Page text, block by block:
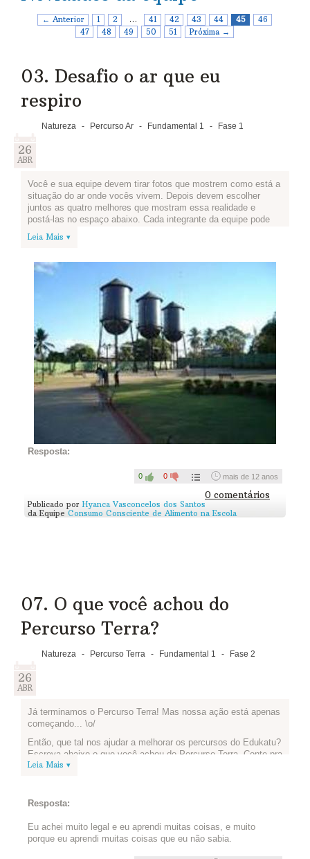
← Anterior 1 2 … 41 42 43 44 45
46
47
48 49 50 51 Próxima →
03. Desafio o ar que eu
respiro
Natureza - Percurso Ar - Fundamental 1 - Fase 1
26
ABR
Você e sua equipe devem tirar fotos que mostrem como está a
situação do ar onde vocês vivem. Depois devem escolher
juntos as quatro melhores que mostram essa realidade e
postá-las no espaço abaixo. Cada integrante da equipe pode
melhor qualidade, mostre essas diferenças!
Se não for possível tirar fotos, vale desenhar!
Leia Mais ▾
Resposta:
0 0 mais de 12 anos
0 comentários
Publicado por Hyanca Vasconcelos dos Santos
da Equipe Consumo Consciente de Alimento na Escola
07. O que você achou do
Percurso Terra?
Natureza - Percurso Terra - Fundamental 1 - Fase 2
26
ABR
Já terminamos o Percurso Terra! Mas nossa ação está apenas
começando... \o/
Então, que tal nos ajudar a melhorar os percursos do Edukatu?
Escreva abaixo o que você achou do Percurso Terra. Conte pra
gente o que você aprendeu, o que gostou mais e o que
Leia Mais ▾
Resposta:
Eu achei muito legal e eu aprendi muitas coisas, e muito
porque eu aprendi muitas coisas que eu não sabia.